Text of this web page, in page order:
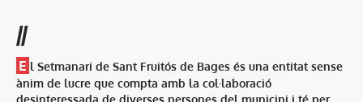
//
E l Setmanari de Sant Fruitós de Bages és una entitat sense
ànim de lucre que compta amb la col·laboració
desinteressada de diverses persones del municipi i té per